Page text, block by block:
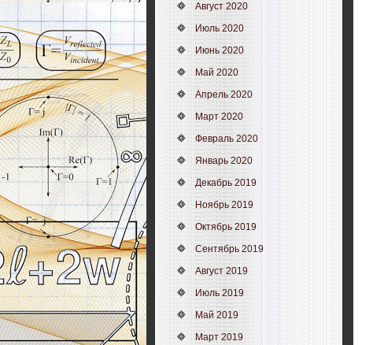
Август 2020
Июль 2020
Июнь 2020
Май 2020
Апрель 2020
Март 2020
Февраль 2020
Январь 2020
Декабрь 2019
Ноябрь 2019
Октябрь 2019
Сентябрь 2019
Август 2019
Июль 2019
Май 2019
Март 2019